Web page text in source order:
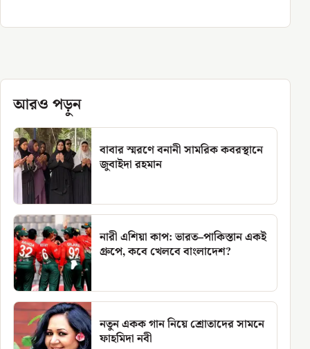
আরও পড়ুন
বাবার স্মরণে বনানী সামরিক কবরস্থানে
জুবাইদা রহমান
নারী এশিয়া কাপ: ভারত–পাকিস্তান একই
গ্রুপে, কবে খেলবে বাংলাদেশ?
নতুন একক গান নিয়ে শ্রোতাদের সামনে
ফাহমিদা নবী